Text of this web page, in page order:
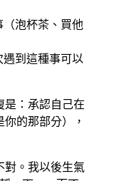
泡杯茶、買他
到這種事可以
是：承認自己在
的那部分），
對。我以後生氣